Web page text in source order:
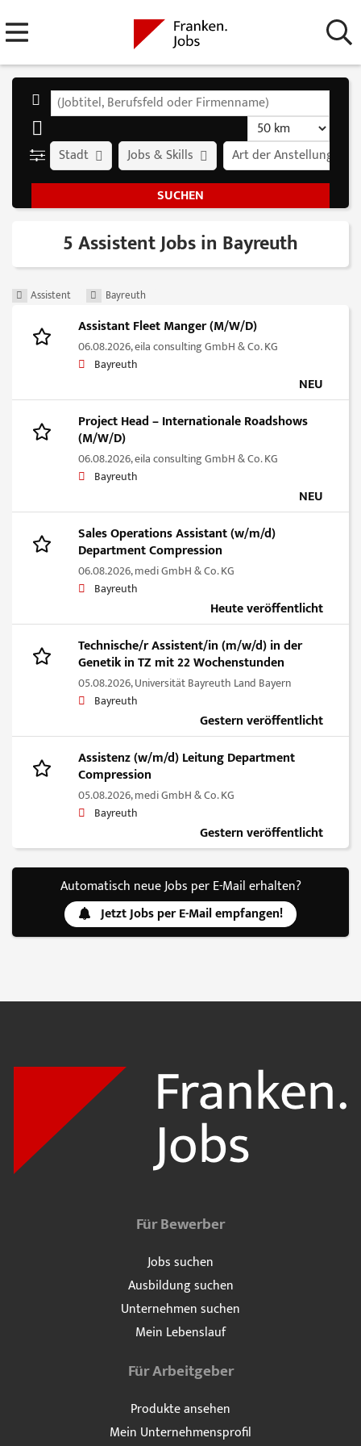
Stadt Art der Anstellung
Jobs & Skills
5 Assistent Jobs in Bayreuth
Assistent Bayreuth
Assistant Fleet Manger (M/W/D)
06.08.2026,eila consulting GmbH & Co. KG
Bayreuth
NEU
Project Head – Internationale Roadshows
(M/W/D)
06.08.2026,eila consulting GmbH & Co. KG
Bayreuth
NEU
Sales Operations Assistant (w/m/d)
Department Compression
06.08.2026,medi GmbH & Co. KG
Bayreuth
Heute veröffentlicht
Technische/r Assistent/in (m/w/d) in der
Genetik in TZ mit 22 Wochenstunden
05.08.2026,Universität Bayreuth Land Bayern
Bayreuth
Gestern veröffentlicht
Assistenz (w/m/d) Leitung Department
Compression
05.08.2026,medi GmbH & Co. KG
Bayreuth
Gestern veröffentlicht
Automatisch neue Jobs per E-Mail erhalten?
Jetzt Jobs per E-Mail empfangen!
Für Bewerber
Jobs suchen
Ausbildung suchen
Unternehmen suchen
Mein Lebenslauf
Für Arbeitgeber
Produkte ansehen
Mein Unternehmensprofil